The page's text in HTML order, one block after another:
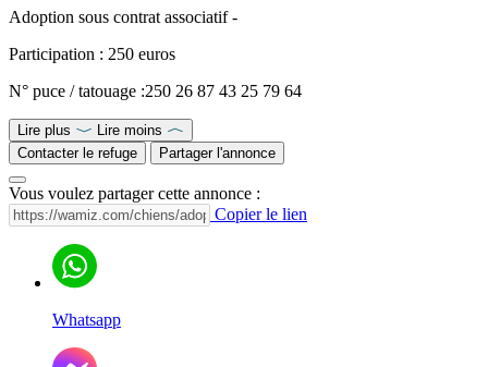
Adoption sous contrat associatif -
Participation : 250 euros
N° puce / tatouage :250 26 87 43 25 79 64
Lire plus
Lire moins
Contacter le refuge
Partager l'annonce
Vous voulez partager cette annonce :
Copier le lien
Whatsapp